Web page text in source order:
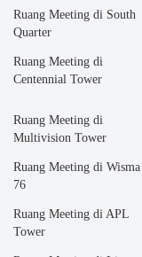
Ruang Meeting di South
Quarter
Ruang Meeting di
Centennial Tower
Ruang Meeting di
Multivision Tower
Ruang Meeting di Wisma
76
Ruang Meeting di APL
Tower